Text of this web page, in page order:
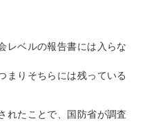
レベルの報告書には入らな
まりそちらには残っている
れたことで、国防省が調査